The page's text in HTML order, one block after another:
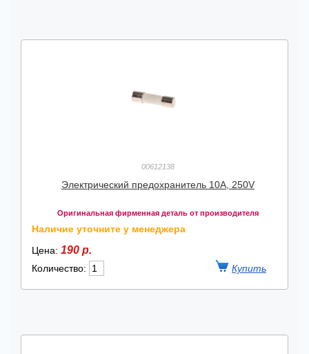
00612138
Электрический предохранитель 10A, 250V
Оригинальная фирменная деталь от производителя
Наличие уточните у менеджера
Цена: 190 р.
Количество: